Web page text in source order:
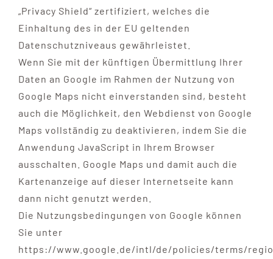
„Privacy Shield“ zertifiziert, welches die
Einhaltung des in der EU geltenden
Datenschutzniveaus gewährleistet.
Wenn Sie mit der künftigen Übermittlung Ihrer
Daten an Google im Rahmen der Nutzung von
Google Maps nicht einverstanden sind, besteht
auch die Möglichkeit, den Webdienst von Google
Maps vollständig zu deaktivieren, indem Sie die
Anwendung JavaScript in Ihrem Browser
ausschalten. Google Maps und damit auch die
Kartenanzeige auf dieser Internetseite kann
dann nicht genutzt werden.
Die Nutzungsbedingungen von Google können
Sie unter
https://www.google.de/intl/de/policies/terms/